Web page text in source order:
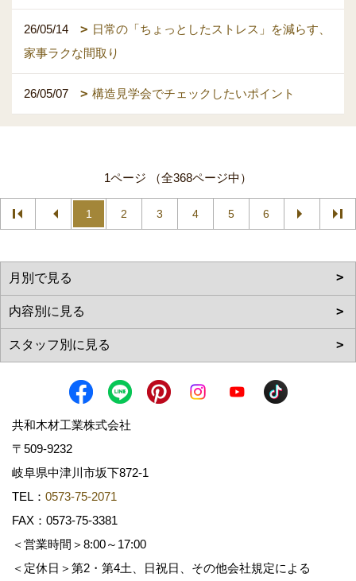
26/05/14
日常の「ちょっとしたストレス」を減らす、
家事ラクな間取り
26/05/07 構造見学会でチェックしたいポイント
1ページ （全368ページ中）
1 2 3 4 5 6
共和木材工業株式会社
〒509-9232
岐阜県中津川市坂下872‐1
TEL： 0573-75-2071
FAX：0573-75-3381
＜営業時間＞8:00～17:00
＜定休日＞第2・第4土、日祝日、その他会社規定による